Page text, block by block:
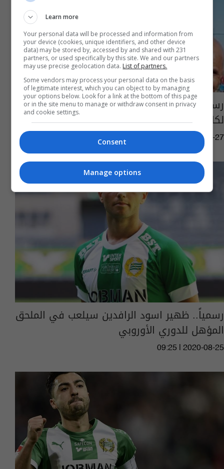
رسمياً.. جعاز يصدر جوازه العراقي ويصبح متاحاً
لكاتانيتش
13:09 | 2020-10-27
رسمياً.. ظهير اسود الرافدين سيلعب في الملحق
المؤهل للدوري الأوروبي
09:25 | 2020-08-25
Learn more
Your personal data will be processed and information from
your device (cookies, unique identifiers, and other device
data) may be stored by, accessed by and shared with 231
partners, or used specifically by this site. We and our partners
may use precise geolocation data. List of partners.
Some vendors may process your personal data on the basis
of legitimate interest, which you can object to by managing
your options below. Look for a link at the bottom of this page
or in the site menu to manage or withdraw consent in privacy
and cookie settings.
Consent
Manage options